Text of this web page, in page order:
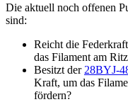
Die aktuell noch offenen
sind:
Reicht die
das Filament am
Besitzt der 28BYJ-
Kraft, um das
fördern?